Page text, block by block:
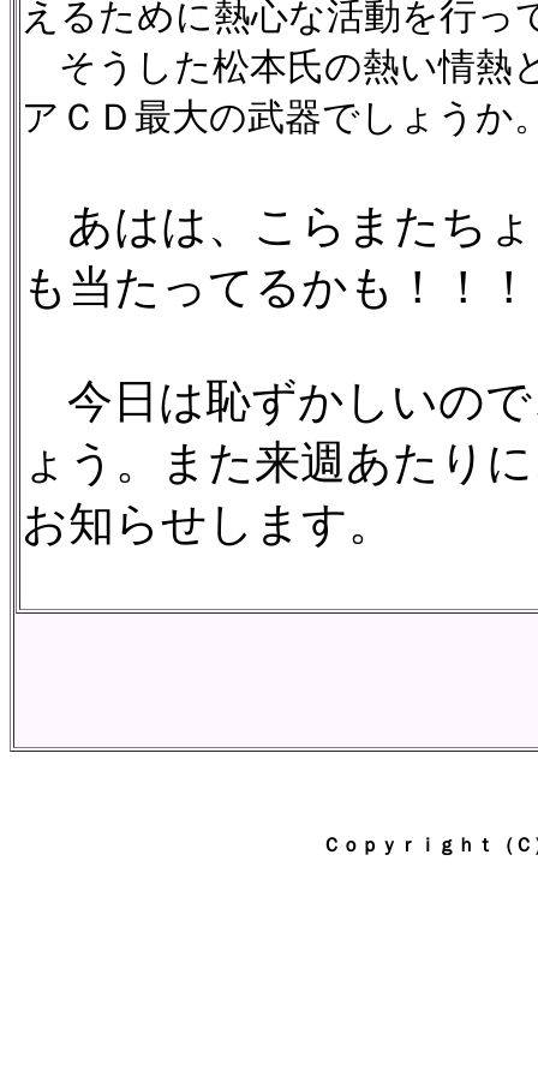
えるために熱心な活動を行っ
そうした松本氏の熱い情熱
アＣＤ最大の武器でしょうか
あはは、こらまたち
も当たってるかも！！！
今日は恥ずかしいの
ょう。また来週あたり
お知らせします。
Ｃｏｐｙｒｉｇｈｔ（